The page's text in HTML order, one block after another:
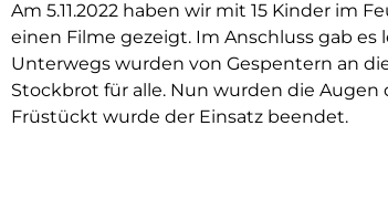
Am 5.11.2022 haben wir mit 15 Kinder im
einen Filme gezeigt. Im Anschluss gab
Unterwegs wurden von Gespentern an
Stockbrot für alle. Nun wurden die
Früstückt wurde der Einsatz beendet.